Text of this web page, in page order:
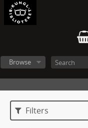
Browse
Filters